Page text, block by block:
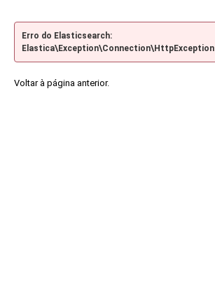
Erro do Elasticsearch:
Elastica\Exception\Connection\HttpException
Voltar à página anterior.